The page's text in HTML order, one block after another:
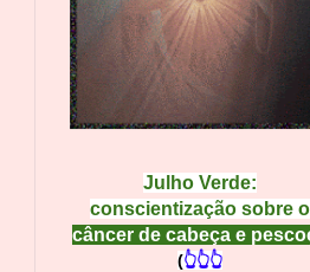
Julho Verde:
conscientização sobre o
câncer de cabeça e
(👆👆👆